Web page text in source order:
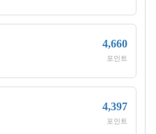
4,660
포인트
4,397
포인트